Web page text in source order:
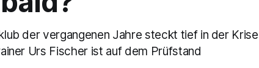
der vergangenen Jahre steckt tief in der
Urs Fischer ist auf dem Prüfstand